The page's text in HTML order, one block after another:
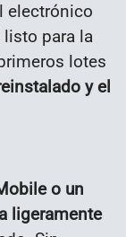
electrónico
listo para la
lotes
y el
o un
ligeramente